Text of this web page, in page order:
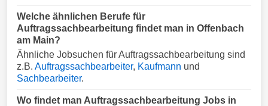
Welche ähnlichen Berufe für
Auftragssachbearbeitung findet man in Offenbach
am Main?
Ähnliche Jobsuchen für Auftragssachbearbeitung sind
z.B. Auftragssachbearbeiter, Kaufmann und
Sachbearbeiter.
Wo findet man Auftragssachbearbeitung Jobs in